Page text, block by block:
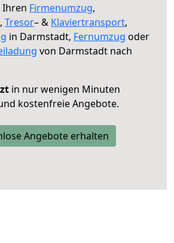
Firmenumzug,
, Tresor– & Klaviertransport,
in Darmstadt, Fernumzug oder
von Darmstadt nach
in nur wenigen Minuten
kostenfreie Angebote.
Angebote erhalten